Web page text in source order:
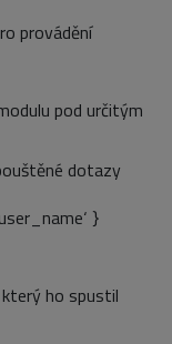
provádění
pod určitým
dotazy
}
ho spustil